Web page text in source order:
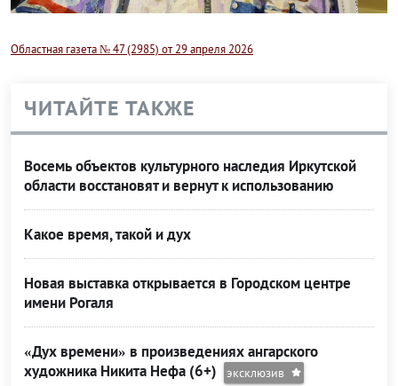
Областная газета № 47 (2985) от 29 апреля 2026
ЧИТАЙТЕ ТАКЖЕ
Восемь объектов культурного наследия Иркутской
области восстановят и вернут к использованию
Какое время, такой и дух
Новая выставка открывается в Городском центре
имени Рогаля
«Дух времени» в произведениях ангарского
художника Никита Нефа (6+)
эксклюзив